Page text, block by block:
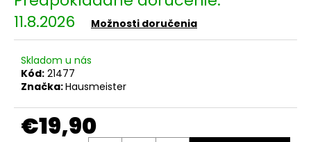
11.8.2026 Možnosti doručenia
Skladom u nás
Kód: 21477
Značka:Hausmeister
€19,90
p
o
r
ú
č
a